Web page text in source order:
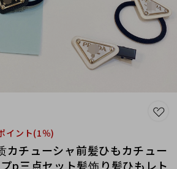
イント(1％)
カチューシャ前髪ひもカチュー
p三点セット髪饰り髪ひもレト